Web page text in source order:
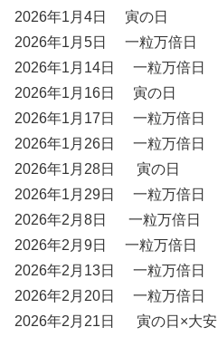
2026年1月4日 寅の日
2026年1月5日 一粒万倍日
2026年1月14日 一粒万倍日
2026年1月16日 寅の日
2026年1月17日 一粒万倍日
2026年1月26日 一粒万倍日
2026年1月28日 寅の日
2026年1月29日 一粒万倍日
2026年2月8日 一粒万倍日
2026年2月9日 一粒万倍日
2026年2月13日 一粒万倍日
2026年2月20日 一粒万倍日
2026年2月21日 寅の日×大安